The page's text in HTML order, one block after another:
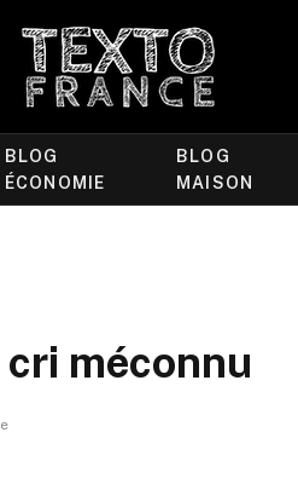
BLOG
ÉCONOMIE
BLOG
MAISON
méconnu